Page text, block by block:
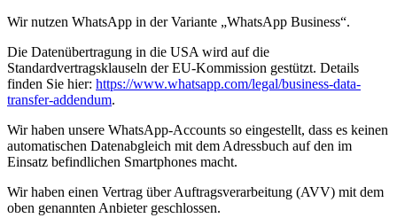
Wir nutzen WhatsApp in der Variante „WhatsApp Business“.
Die Datenübertragung in die USA wird auf die
Standardvertragsklauseln der EU-Kommission gestützt. Details
finden Sie hier: https://www.whatsapp.com/legal/business-data-
transfer-addendum.
Wir haben unsere WhatsApp-Accounts so eingestellt, dass es keinen
automatischen Datenabgleich mit dem Adressbuch auf den im
Einsatz befindlichen Smartphones macht.
Wir haben einen Vertrag über Auftragsverarbeitung (AVV) mit dem
oben genannten Anbieter geschlossen.